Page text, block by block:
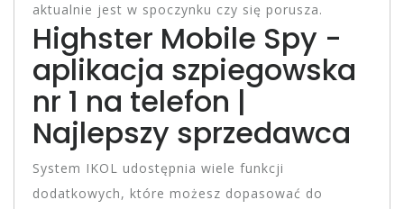
aktualnie jest w spoczynku czy się porusza.
Highster Mobile Spy -
aplikacja szpiegowska
nr 1 na telefon |
Najlepszy sprzedawca
System IKOL udostępnia wiele funkcji
dodatkowych, które możesz dopasować do